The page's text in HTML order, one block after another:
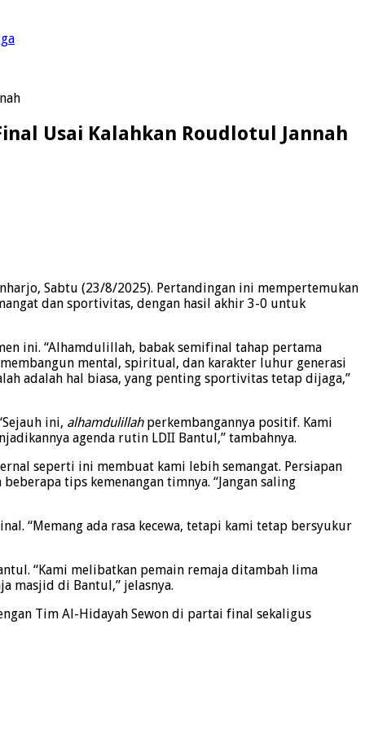
Usai Kalahkan Roudlotul Jannah
Sabtu (23/8/2025). Pertandingan ini mempertemukan
dan sportivitas, dengan hasil akhir 3-0 untuk
ini. “Alhamdulillah, babak semifinal tahap pertama
mental, spiritual, dan karakter luhur generasi
adalah hal biasa, yang penting sportivitas tetap dijaga,”
ini, alhamdulillahperkembangannya positif. Kami
agenda rutin LDII Bantul,” tambahnya.
seperti ini membuat kami lebih semangat. Persiapan
tips kemenangan timnya. “Jangan saling
“Memang ada rasa kecewa, tetapi kami tetap bersyukur
“Kami melibatkan pemain remaja ditambah lima
masjid di Bantul,” jelasnya.
Tim Al-Hidayah Sewon di partai final sekaligus